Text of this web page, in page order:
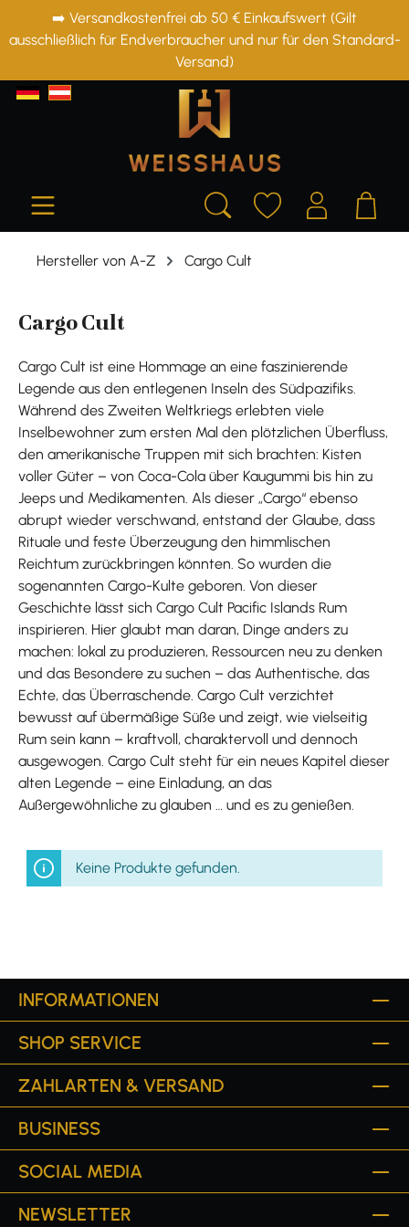
springen
➡️ Versandkostenfrei ab 50 € Einkaufswert (Gilt
ausschließlich für Endverbraucher und nur für den Standard-
Versand)
Hersteller von A-Z Cargo Cult
Cargo Cult
Cargo Cult ist eine Hommage an eine faszinierende
Legende aus den entlegenen Inseln des Südpazifiks.
Während des Zweiten Weltkriegs erlebten viele
Inselbewohner zum ersten Mal den plötzlichen Überfluss,
den amerikanische Truppen mit sich brachten: Kisten
voller Güter – von Coca-Cola über Kaugummi bis hin zu
Jeeps und Medikamenten. Als dieser „Cargo“ ebenso
abrupt wieder verschwand, entstand der Glaube, dass
Rituale und feste Überzeugung den himmlischen
Reichtum zurückbringen könnten. So wurden die
sogenannten Cargo-Kulte geboren. Von dieser
Geschichte lässt sich Cargo Cult Pacific Islands Rum
inspirieren. Hier glaubt man daran, Dinge anders zu
machen: lokal zu produzieren, Ressourcen neu zu denken
und das Besondere zu suchen – das Authentische, das
Echte, das Überraschende. Cargo Cult verzichtet
bewusst auf übermäßige Süße und zeigt, wie vielseitig
Rum sein kann – kraftvoll, charaktervoll und dennoch
ausgewogen. Cargo Cult steht für ein neues Kapitel dieser
alten Legende – eine Einladung, an das
Außergewöhnliche zu glauben … und es zu genießen.
Keine Produkte gefunden.
INFORMATIONEN
SHOP SERVICE
ZAHLARTEN & VERSAND
BUSINESS
SOCIAL MEDIA
NEWSLETTER